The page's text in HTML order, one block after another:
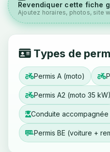
Revendiquer cette fiche
Ajoutez horaires, photos, site
Types de
Permis A (moto)
Permis A2 (moto 35 kW)
Conduite accompagnée
Permis BE (voiture +